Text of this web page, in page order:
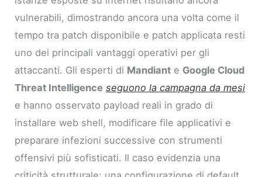
vulnerabili, dimostrando ancora una volta come il
tempo tra patch disponibile e patch applicata resti
uno dei principali vantaggi operativi per gli
attaccanti. Gli esperti di Mandiant e Google Cloud
Threat Intelligence seguono la campagna da mesi
e hanno osservato payload reali in grado di
installare web shell, modificare file applicativi e
preparare infezioni successive con strumenti
offensivi più sofisticati. Il caso evidenzia una